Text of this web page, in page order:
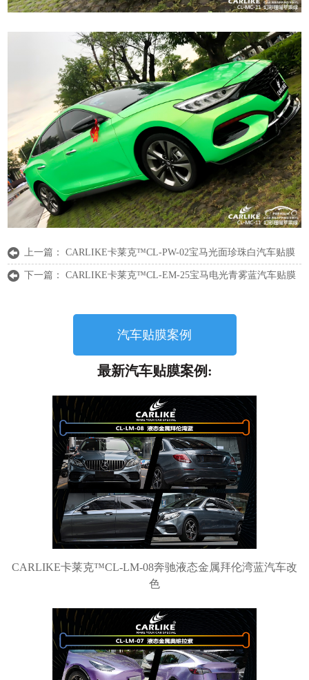
上一篇：CARLIKE卡莱克™CL-PW-02宝马光面珍珠白汽车贴膜
下一篇：CARLIKE卡莱克™CL-EM-25宝马电光青雾蓝汽车贴膜
汽车贴膜案例
最新汽车贴膜案例:
CARLIKE卡莱克™CL-LM-08奔驰液态金属拜伦湾蓝汽车改
色